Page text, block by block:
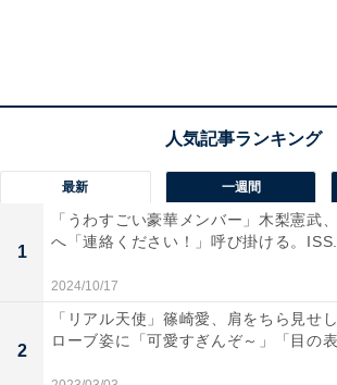
最新 一週間
1
「うわすごい豪華メンバー」木梨憲武
へ「連絡ください！」呼び掛ける。
2024/10/17
2
「リアル天使」篠崎愛、肩をちら見せ
ローブ姿に「可愛すぎんぞ～」「目の